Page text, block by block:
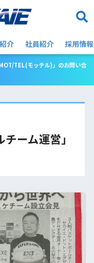
介 社員紹介 採用情報
TEL(モッテル)」のお問い合
ーム運営」